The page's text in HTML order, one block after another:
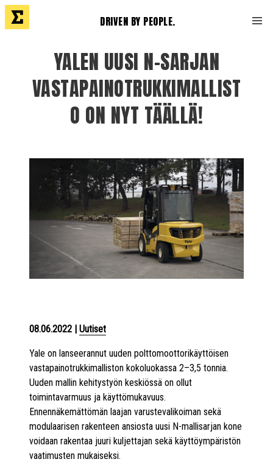
DRIVEN BY PEOPLE.
YALEN UUSI N-SARJAN
VASTAPAINOTRUKKIMALLIST
O ON NYT TÄÄLLÄ!
08.06.2022 | Uutiset
Yale on lanseerannut uuden polttomoottorikäyttöisen
vastapainotrukkimalliston kokoluokassa 2–3,5 tonnia.
Uuden mallin kehitystyön keskiössä on ollut
toimintavarmuus ja käyttömukavuus.
Ennennäkemättömän laajan varustevalikoiman sekä
modulaarisen rakenteen ansiosta uusi N-mallisarjan kone
voidaan rakentaa juuri kuljettajan sekä käyttöympäristön
vaatimusten mukaiseksi.